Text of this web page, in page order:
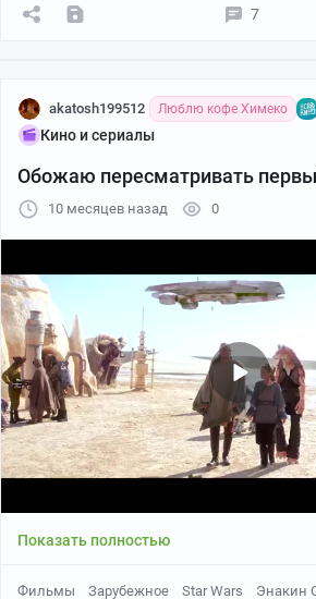
7
akatosh199512 Люблю кофе Химеко
Кино и сериалы
Обожаю пересматривать
10 месяцев назад 0
Показать полностью
Фильмы Зарубежное Star Wars Энакин